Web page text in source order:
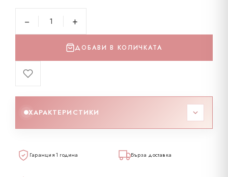
− +
ДОБАВИ В КОЛИЧКАТА
ХАРАКТЕРИСТИКИ
Гаранция 1 година Бърза доставка